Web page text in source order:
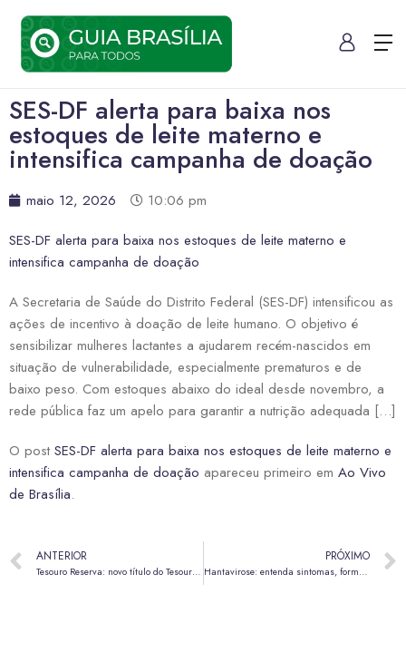
SES-DF alerta para baixa nos
estoques de leite materno e
intensifica campanha de doação
maio 12, 2026
10:06 pm
SES-DF alerta para baixa nos estoques de leite materno e
intensifica campanha de doação
A Secretaria de Saúde do Distrito Federal (SES-DF) intensificou as
ações de incentivo à doação de leite humano. O objetivo é
sensibilizar mulheres lactantes a ajudarem recém-nascidos em
situação de vulnerabilidade, especialmente prematuros e de
baixo peso. Com estoques abaixo do ideal desde novembro, a
rede pública faz um apelo para garantir a nutrição adequada […]
O post SES-DF alerta para baixa nos estoques de leite materno e
intensifica campanha de doação apareceu primeiro em Ao Vivo
de Brasília.
ANTERIOR
Tesouro Reserva: novo título do Tesouro Nacional tem aplicação a partir de R$ 1
PRÓXIMO
Hantavirose: entenda sintomas, formas de transmissão e por que a doença exige atenção